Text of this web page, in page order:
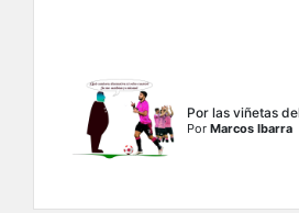
Por las viñetas
PorMarcos Ibarra